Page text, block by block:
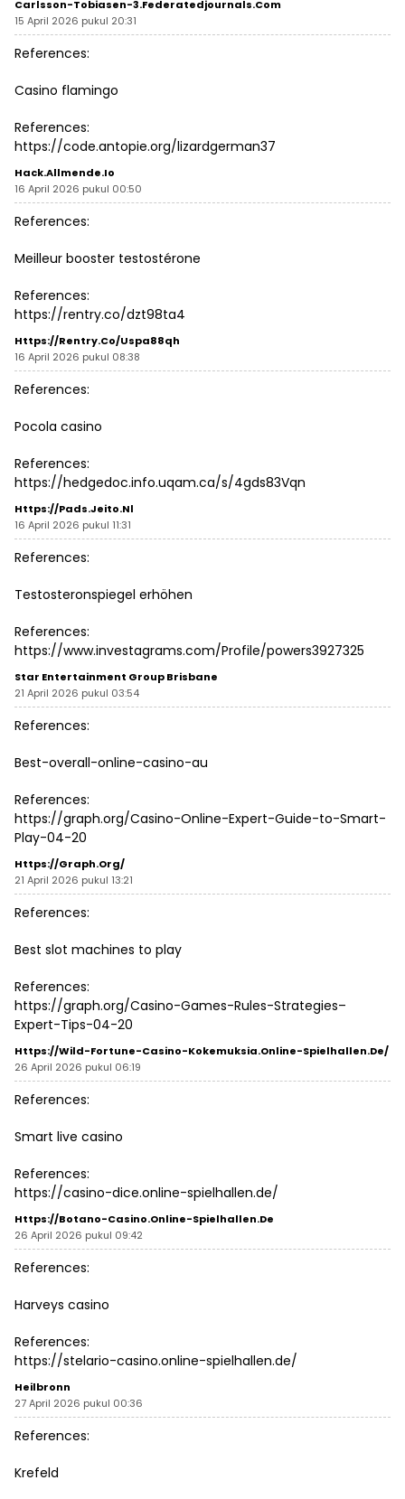
Carlsson-Tobiasen-3.federatedjournals.com
15 April 2026 pukul 20:31
References:
Casino flamingo
References:
https://code.antopie.org/lizardgerman37
Hack.allmende.io
16 April 2026 pukul 00:50
References:
Meilleur booster testostérone
References:
https://rentry.co/dzt98ta4
Https://rentry.co/uspa88qh
16 April 2026 pukul 08:38
References:
Pocola casino
References:
https://hedgedoc.info.uqam.ca/s/4gds83Vqn
Https://pads.jeito.nl
16 April 2026 pukul 11:31
References:
Testosteronspiegel erhöhen
References:
https://www.investagrams.com/Profile/powers3927325
Star Entertainment Group Brisbane
21 April 2026 pukul 03:54
References:
Best-overall-online-casino-au
References:
https://graph.org/Casino-Online-Expert-Guide-to-Smart-
Play-04-20
Https://graph.org/
21 April 2026 pukul 13:21
References:
Best slot machines to play
References:
https://graph.org/Casino-Games-Rules-Strategies–
Expert-Tips-04-20
Https://wild-Fortune-Casino-Kokemuksia.online-Spielhallen.de/
26 April 2026 pukul 06:19
References:
Smart live casino
References:
https://casino-dice.online-spielhallen.de/
Https://botano-Casino.online-Spielhallen.de
26 April 2026 pukul 09:42
References:
Harveys casino
References:
https://stelario-casino.online-spielhallen.de/
Heilbronn
27 April 2026 pukul 00:36
References:
Krefeld